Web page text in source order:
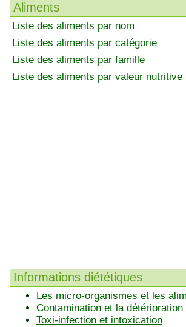
Aliments
Liste des aliments par nom
Liste des aliments par catégorie
Liste des aliments par famille
Liste des aliments par valeur nutritive
Informations diététiques
Les micro-organismes et les
Contamination et la détérioration
Toxi-infection et intoxication